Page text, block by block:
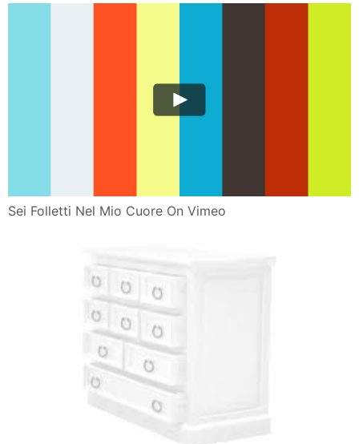
Sei Folletti Nel Mio Cuore On Vimeo